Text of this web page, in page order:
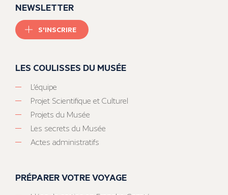
NEWSLETTER
S'INSCRIRE
LES COULISSES DU MUSÉE
L’équipe
Projet Scientifique et Culturel
Projets du Musée
Les secrets du Musée
Actes administratifs
PRÉPARER VOTRE VOYAGE